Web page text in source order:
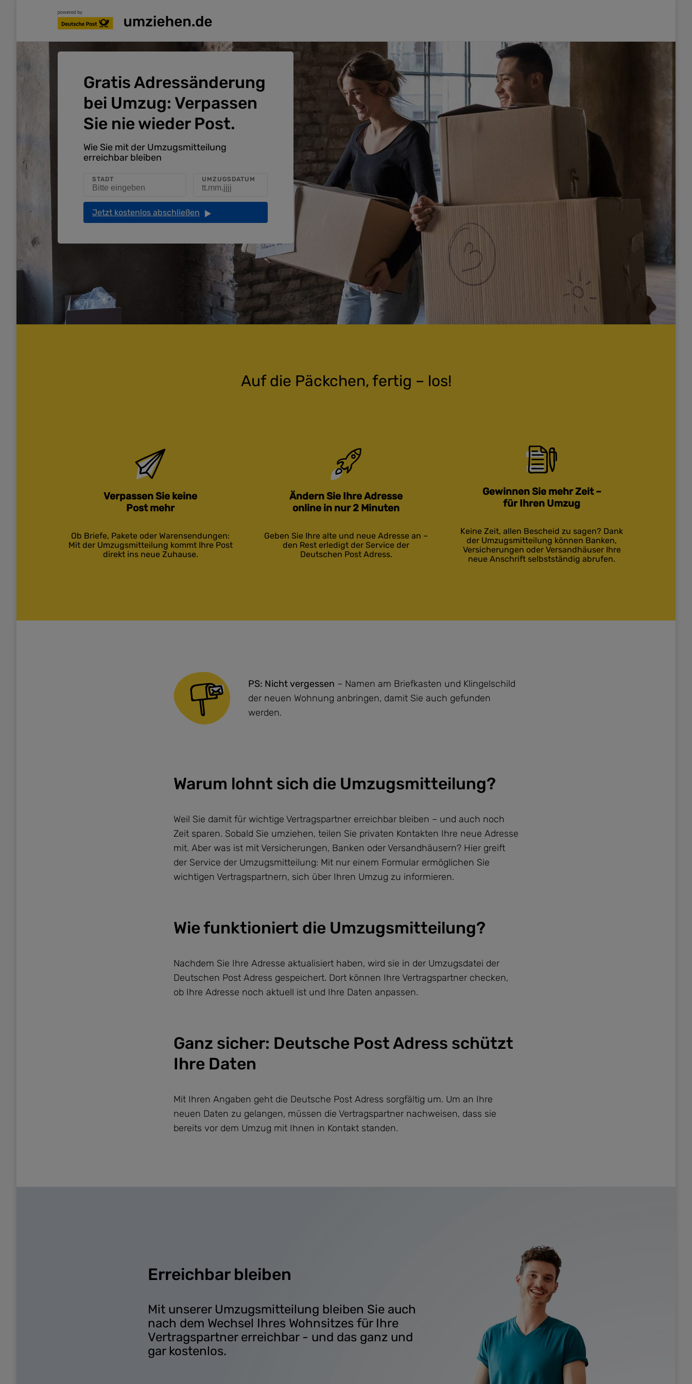
Gratis Adressänderung
bei Umzug: Verpassen
Sie nie wieder Post.
Wie Sie mit der Umzugsmitteilung
erreichbar bleiben
STADT UMZUGSDATUM
Jetzt kostenlos abschließen
Auf die Päckchen, fertig – los!
Verpassen Sie keine
Post mehr
Ob Briefe, Pakete oder Warensendungen:
Mit der Umzugsmitteilung kommt Ihre Post
direkt ins neue Zuhause.
Ändern Sie Ihre Adresse
online in nur 2 Minuten
Geben Sie Ihre alte und neue Adresse an –
den Rest erledigt der Service der
Deutschen Post Adress.
Gewinnen Sie mehr Zeit –
für Ihren Umzug
Keine Zeit, allen Bescheid zu sagen? Dank
der Umzugsmitteilung können Banken,
Versicherungen oder Versandhäuser Ihre
neue Anschrift selbstständig abrufen.
PS: Nicht vergessen – Namen am Briefkasten und Klingelschild
der neuen Wohnung anbringen, damit Sie auch gefunden
werden.
Warum lohnt sich die Umzugsmitteilung?
Weil Sie damit für wichtige Vertragspartner erreichbar bleiben – und auch noch
Zeit sparen. Sobald Sie umziehen, teilen Sie privaten Kontakten Ihre neue Adresse
mit. Aber was ist mit Versicherungen, Banken oder Versandhäusern? Hier greift
der Service der Umzugsmitteilung: Mit nur einem Formular ermöglichen Sie
wichtigen Vertragspartnern, sich über Ihren Umzug zu informieren.
Wie funktioniert die Umzugsmitteilung?
Nachdem Sie Ihre Adresse aktualisiert haben, wird sie in der Umzugsdatei der
Deutschen Post Adress gespeichert. Dort können Ihre Vertragspartner checken,
ob Ihre Adresse noch aktuell ist und Ihre Daten anpassen.
Ganz sicher: Deutsche Post Adress schützt
Ihre Daten
Mit Ihren Angaben geht die Deutsche Post Adress sorgfältig um. Um an Ihre
neuen Daten zu gelangen, müssen die Vertragspartner nachweisen, dass sie
bereits vor dem Umzug mit Ihnen in Kontakt standen.
Erreichbar bleiben
Mit unserer Umzugsmitteilung bleiben Sie auch
nach dem Wechsel Ihres Wohnsitzes für Ihre
Vertragspartner erreichbar - und das ganz und
gar kostenlos.